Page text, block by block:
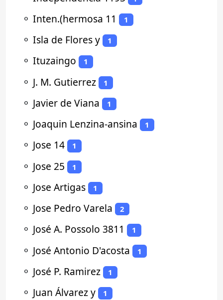
⚬ Inten.(hermosa 11 1
⚬ Isla de Flores y 1
⚬ Ituzaingo 1
⚬ J. M. Gutierrez 1
⚬ Javier de Viana 1
⚬ Joaquin Lenzina-ansina 1
⚬ Jose 14 1
⚬ Jose 25 1
⚬ Jose Artigas 1
⚬ Jose Pedro Varela 2
⚬ José A. Possolo 3811 1
⚬ José Antonio D'acosta 1
⚬ José P. Ramirez 1
⚬ Juan Álvarez y 1